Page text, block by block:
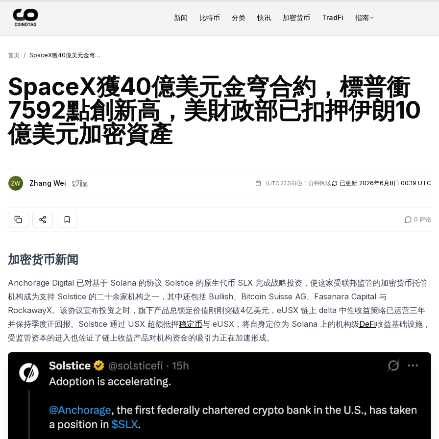
新闻 比特币 分类 快讯 加密货币 TradFi 指南
首页 / SpaceX獲40億美元金穹合約，標普衝7592點創新高，美財政部已扣押伊朗10億美元加密資產
SpaceX獲40億美元金穹合約，標普衝
7592點創新高，美財政部已扣押伊朗10
億美元加密資產
Zhang Wei (UTC 23:56) 1 分钟阅读 已更新 2026年6月8日 00:19 UTC
0 评论
加密货币新闻
Anchorage Digital 已对基于 Solana 的协议 Solstice 的原生代币 SLX 完成战略投资，使这家受联邦监管的加密货币托管
机构成为支持 Solstice 的二十余家机构之一，其中还包括 Bullish、Bitcoin Suisse AG、Fasanara Capital 与
RockawayX。该协议宣布投资之时，旗下产品总锁定价值刚刚突破4亿美元，eUSX 链上 delta 中性收益策略已运营三年
并保持季度正回报。Solstice 通过 USX 超额抵押稳定币与 eUSX，将自身定位为 Solana 上的机构级DeFi收益基础设施，
受监管资本的进入也佐证了链上收益产品对机构资金的吸引力正在加速形成。